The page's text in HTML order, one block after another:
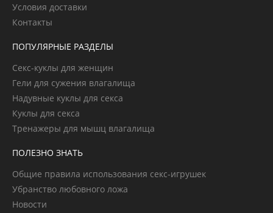
Условия доставки
Контакты
ПОПУЛЯРНЫЕ РАЗДЕЛЫ
Секс-куклы для женщин
Гели для сужения влагалища
Надувные куклы для секса
Куклы для секса
Тренажеры для мышц влагалища
ПОЛЕЗНО ЗНАТЬ
Общие правила использования секс-игрушек
Убранство любовного ложа
Новости